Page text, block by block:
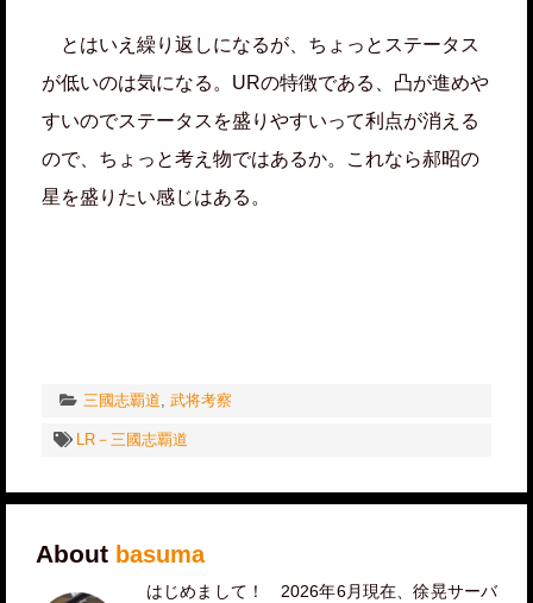
とはいえ繰り返しになるが、ちょっとステータス
が低いのは気になる。URの特徴である、凸が進めや
すいのでステータスを盛りやすいって利点が消える
ので、ちょっと考え物ではあるか。これなら郝昭の
星を盛りたい感じはある。
三國志覇道, 武将考察
LR－三國志覇道
About basuma
はじめまして！ 2026年6月現在、徐晃サーバ